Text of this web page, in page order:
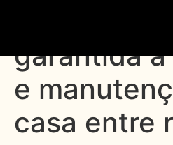
garantida
e
casa entre